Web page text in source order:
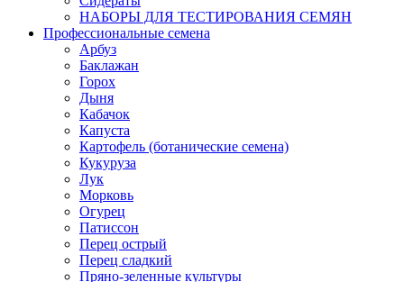
НАБОРЫ ДЛЯ ТЕСТИРОВАНИЯ СЕМЯН
Профессиональные семена
Арбуз
Баклажан
Горох
Дыня
Кабачок
Капуста
Картофель (ботанические семена)
Кукуруза
Лук
Морковь
Огурец
Патиссон
Перец острый
Перец сладкий
Пряно-зеленные культуры